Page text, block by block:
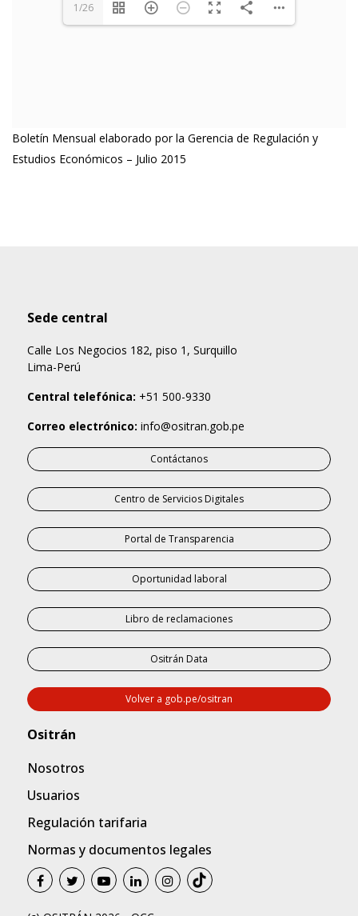
1/26
Boletín Mensual elaborado por la Gerencia de Regulación y
Estudios Económicos – Julio 2015
Sede central
Calle Los Negocios 182, piso 1, Surquillo
Lima-Perú
Central telefónica: +51 500-9330
Correo electrónico: info@ositran.gob.pe
Contáctanos
Centro de Servicios Digitales
Portal de Transparencia
Oportunidad laboral
Libro de reclamaciones
Ositrán Data
Volver a gob.pe/ositran
Nosotros
Usuarios
Regulación tarifaria
Normas y documentos legales